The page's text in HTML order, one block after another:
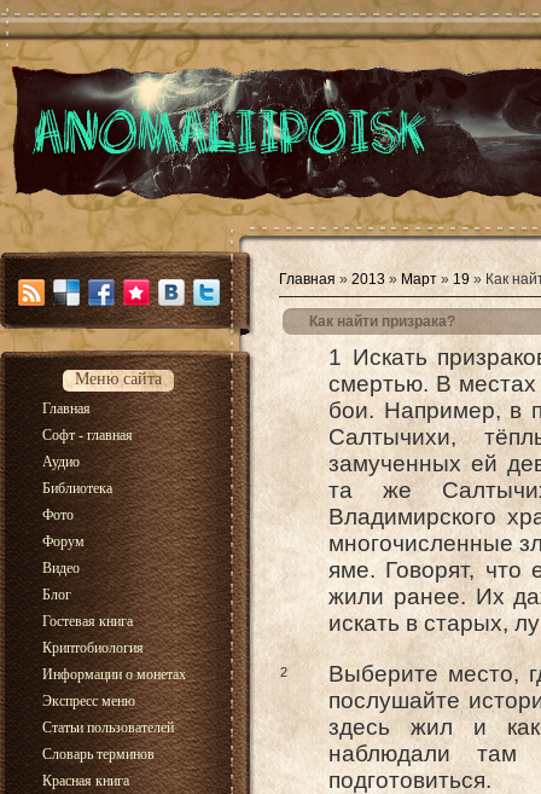
Меню сайта
Главная
Софт - главная
Аудио
Библиотека
Фото
Форум
Видео
Блог
Гостевая книга
Криптобиология
Информации о монетах
Экспресс меню
Статьи пользователей
Словарь терминов
Красная книга
Главная » 2013 » Март » 19 » Как
Как найти призрака?
1 Искать
смертью. В местах
бои. Например, в
Салтычихи,
замученных ей
та же
Владимирского
многочисленные
яме. Говорят, что
жили ранее. Их
искать в старых,
2
Выберите место,
послушайте
здесь жил и как
наблюдали там
подготовиться.